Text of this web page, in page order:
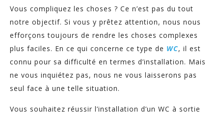
Vous compliquez les choses ? Ce n’est pas du tout
notre objectif. Si vous y prêtez attention, nous nous
efforçons toujours de rendre les choses complexes
plus faciles. En ce qui concerne ce type de WC, il est
connu pour sa difficulté en termes d’installation. Mais
ne vous inquiétez pas, nous ne vous laisserons pas
seul face à une telle situation.
Vous souhaitez réussir l’installation d’un WC à sortie